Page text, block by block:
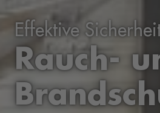
Effektive
Rauch-